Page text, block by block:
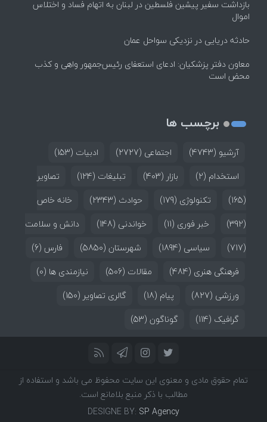
بازداشت سفیر پیشین فلسطین در لبنان به اتهام فساد و اختلاس
اموال
حادثه دریایی در نزدیکی سواحل عمان
معاون دفتر پزشکیان: ادعای استعفای رئیس‌جمهور واهی و کذب
محض است
برچسب ها
آرشیو (4743) اجتماعی (2727) ادبیات (153)
استخدام (2) بازار (403) تبلیغات (124)
تصاویر
(165)
تکنولوژی (179) حوادث (2343)
خانه خاص
(392)
خبر فوری (11) خواندنی (148)
دانش و سلامت
(717)
سیاسی (1894) شهرستان (5850) فارس (6)
فرهنگی هنری (484) مقالات (506) نیازمندی ها (0)
ورزشی (827) پیام (18) گالری تصاویر (150)
گرافیک (114) گوناگون (53)
تمام حقوق مادی و معنوی این سایت محفوظ می باشد و استفاده از
مطالب با ذکر منبع بلامانع است.
DESIGNE BY: SP Agency